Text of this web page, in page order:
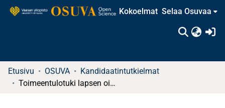
Kokoelmat Selaa Osuvaa
Etusivu OSUVA
Kandidaatintutkielmat
Toimeentulotuki lapsen oikeuksien viimesijaisena turvaajana : Lainsäädännön riittävyyden arviointi lapsen perusoikeuksien näkökulmasta